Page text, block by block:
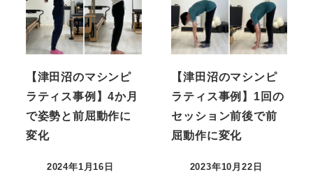
【津田沼のマシンピ
ラティス事例】4か月
で姿勢と前屈動作に
変化
2024年1月16日
【津田沼のマシンピ
ラティス事例】1回の
セッション前後で前
屈動作に変化
2023年10月22日